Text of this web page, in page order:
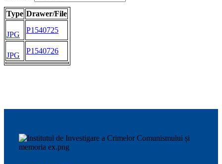
Type Drawer/File
JPG
P1540725
JPG
P1540726